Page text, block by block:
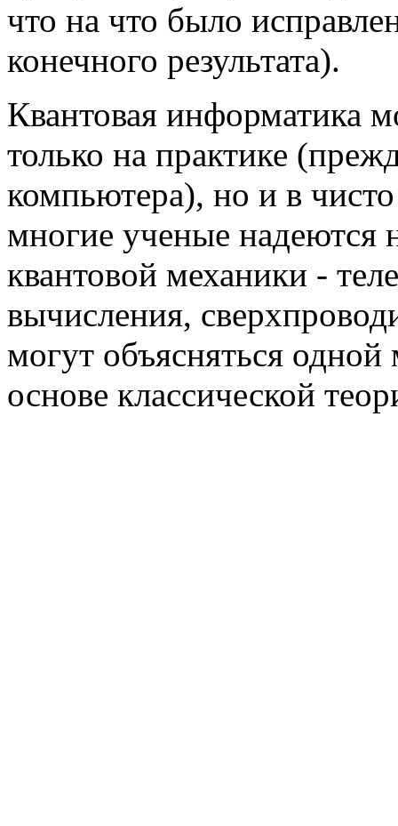
что на что было
конечного результата).
Квантовая информатика
только на практике
компьютера), но и в
многие ученые надеются
квантовой механики -
вычисления,
могут объясняться
основе классической